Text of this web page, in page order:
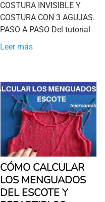
COSTURA INVISIBLE Y
COSTURA CON 3 AGUJAS.
PASO A PASO Del tutorial
Leer más
CÓMO CALCULAR
LOS MENGUADOS
DEL ESCOTE Y